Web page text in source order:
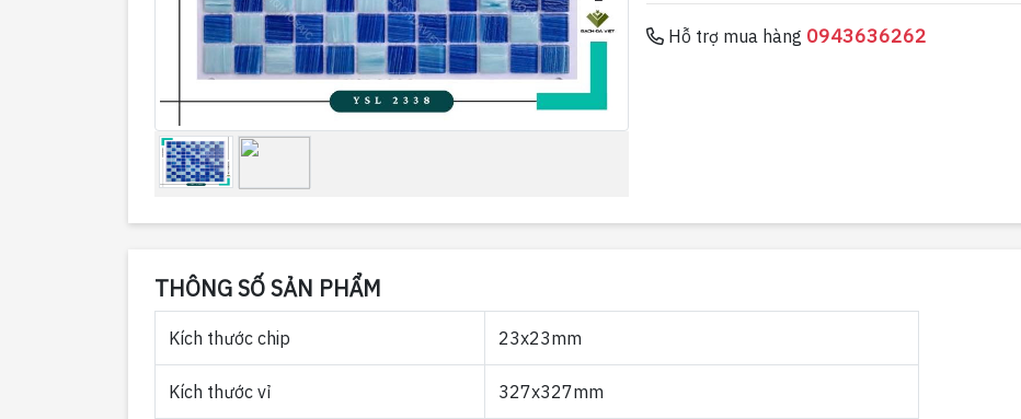
Hỗ trợ mua hàng 0943636262
THÔNG SỐ SẢN PHẨM
Kích thước chip 23x23mm
Kích thước vỉ 327x327mm